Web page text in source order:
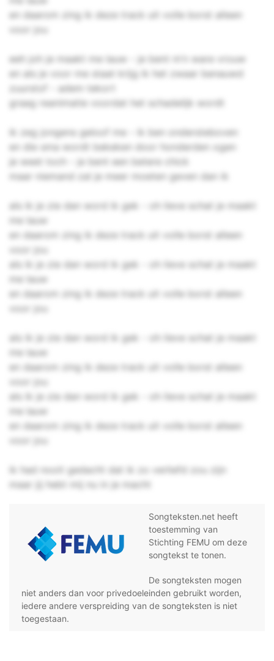
en daarom zing ik deze track uit volle borst alleen
voor jou
eeh joh je maakt me lauw - je bent m’n ware vrouw
en als je voor me staat krijg ik het zwaar benauwd
zuurstof - adem tekort
graag reanimatie voordat het schadelijk wordt
ik zeg jongens geloof me - ik ben ondersteboven
en die sma wordt bekeken door honderden ogen
je weet toch - je bent een betere chick
maar niemand zal je meer moeten geven dan ik
als ik je zie dan word ik gek - oh lieve schat je maakt
me lauw
en daarom zing ik deze track uit volle borst alleen
voor jou
als ik je zie dan word ik gek - oh lieve schat je maakt
me lauw
en daarom zing ik deze track uit volle borst alleen
voor jou
als ik je zie dan word ik gek - oh lieve schat je maakt
me lauw
en daarom zing ik deze track uit volle borst alleen
voor jou
als ik je zie dan word ik gek - oh lieve schat je maakt
me lauw
en daarom zing ik deze track uit volle borst alleen
voor jou
ik had nooit gedacht dat ik zo verliefd zou zijn
maar jij hebt mij nu in je macht
Songteksten.net heeft
toestemming van
Stichting FEMU om deze
songtekst te tonen.
De songteksten mogen
niet anders dan voor privedoeleinden gebruikt worden,
iedere andere verspreiding van de songteksten is niet
toegestaan.